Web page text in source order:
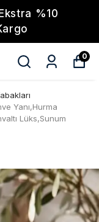
%10
0
Yanı,Hurma
Lüks,Sunum